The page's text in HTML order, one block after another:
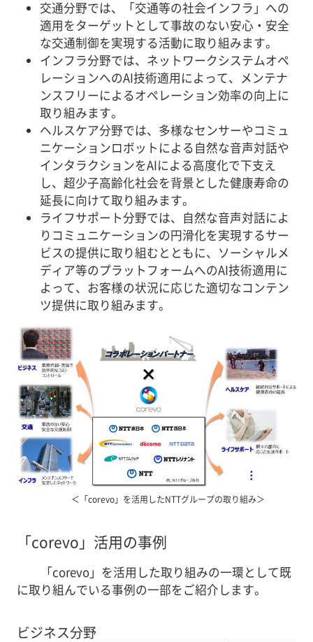
交通分野では、「交通等の社会インフラ」への
適用をターゲットとして事故のない安心・安全
な交通制御を実現する活動に取り組みます。
インフラ分野では、ネットワークシステムオペ
レーションへのAI技術適用によって、メンテナ
ンスフリーによるオペレーション効率の向上に
取り組みます。
ヘルスケア分野では、多様なセンサーやコミュ
ニケーションロボットによる自然な音声対話や
インタラクションをAIによる高度化で下支え
し、超少子高齢化社会を背景とした健康寿命の
延長に向けて取り組みます。
ライフサポート分野では、自然な音声対話によ
りコミュニケーションの円滑化を実現するサー
ビスの提供に取り組むとともに、ソーシャルメ
ディア等のプラットフォームへのAI技術適用に
よって、お客様の状況に応じた適切なコンテン
ツ提供に取り組みます。
＜「corevo」を活用したNTTグループの取り組み＞
「corevo」活用の事例
「corevo」を活用した取り組みの一環として既
に取り組んでいる事例の一部をご紹介します。
ビジネス分野